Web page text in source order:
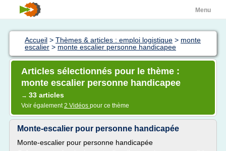
Menu
Accueil > Thèmes & articles : emploi logistique > monte
escalier > monte escalier personne handicapee
Articles sélectionnés pour le thème :
monte escalier personne handicapee
→ 33 articles
Voir également2 Vidéos pour ce thème
Monte-escalier pour personne handicapée
Monte-escalier pour personne handicapée